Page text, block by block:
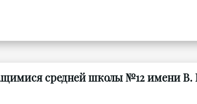
средней школы №12 имени В.